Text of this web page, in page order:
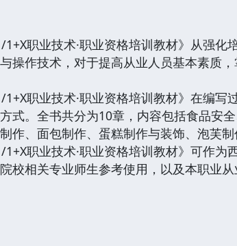
职业技术·职业资格培训教材》从强化
操作技术，对于提高从业人员基本素质
职业技术·职业资格培训教材》在编写
式。全书共分为10章，内容包括食品安
作、面包制作、蛋糕制作与装饰、泡芙制
职业技术·职业资格培训教材》可作为
校相关专业师生参考使用，以及本职业从